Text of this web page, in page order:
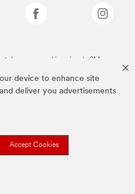
device to enhance site
deliver you advertisements
Accept Cookies
des marques déposées de 3M.